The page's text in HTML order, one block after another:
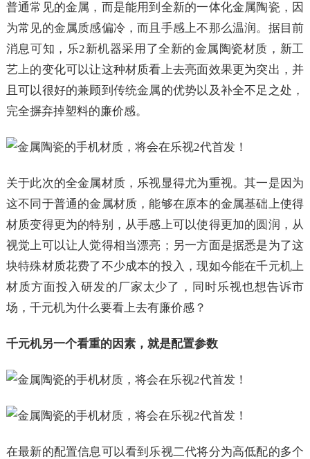
普通常见的金属，而是能用到全新的一体化金属陶瓷，因
为常见的金属质感偏冷，而且手感上不那么温润。据目前
消息可知，乐2新机器采用了全新的金属陶瓷材质，新工
艺上的变化可以让这种材质看上去亮面效果更为突出，并
且可以很好的兼顾到传统金属的优势以及补全不足之处，
完全摒弃掉塑料的廉价感。
关于此次的全金属材质，乐视显得尤为重视。其一是因为
这不同于普通的金属材质，能够在原本的金属基础上使得
材质变得更为的特别，从手感上可以使得更加的圆润，从
视觉上可以让人觉得相当漂亮；另一方面是据悉是为了这
块特殊材质花费了不少成本的投入，现如今能在千元机上
材质方面投入研发的厂家太少了，同时乐视也想告诉市
场，千元机为什么要看上去有廉价感？
千元机另一个看重的因素，就是配置参数
在最新的配置信息可以看到乐视二代将分为高低配的多个